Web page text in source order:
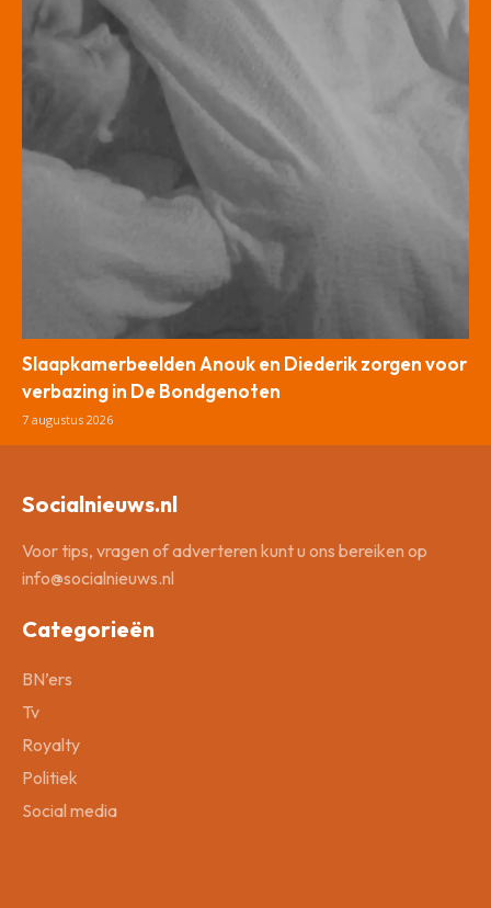
Slaapkamerbeelden Anouk en Diederik zorgen voor
verbazing in De Bondgenoten
7 augustus 2026
Socialnieuws.nl
Voor tips, vragen of adverteren kunt u ons bereiken op
info@socialnieuws.nl
Categorieën
BN’ers
Tv
Royalty
Politiek
Social media